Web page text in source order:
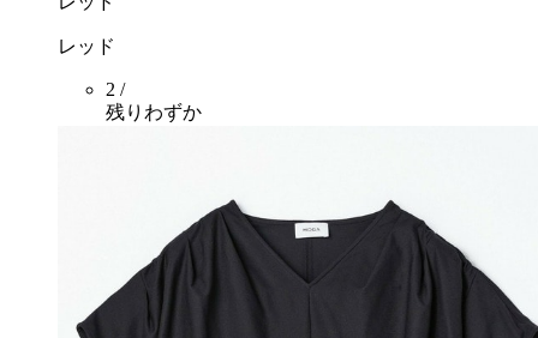
レッド
2 /
残りわずか